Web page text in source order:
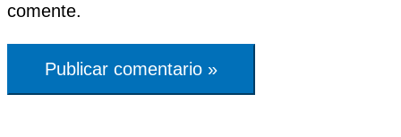
comente.